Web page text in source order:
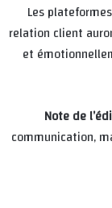
Les
relation client
et
Note de
communication,